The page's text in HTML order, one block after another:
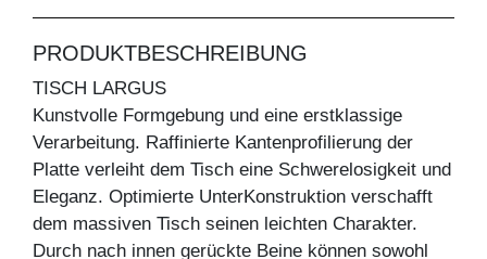
PRODUKTBESCHREIBUNG
TISCH LARGUS
Kunstvolle Formgebung und eine erstklassige
Verarbeitung. Raffinierte Kantenprofilierung der
Platte verleiht dem Tisch eine Schwerelosigkeit und
Eleganz. Optimierte UnterKonstruktion verschafft
dem massiven Tisch seinen leichten Charakter.
Durch nach innen gerückte Beine können sowohl